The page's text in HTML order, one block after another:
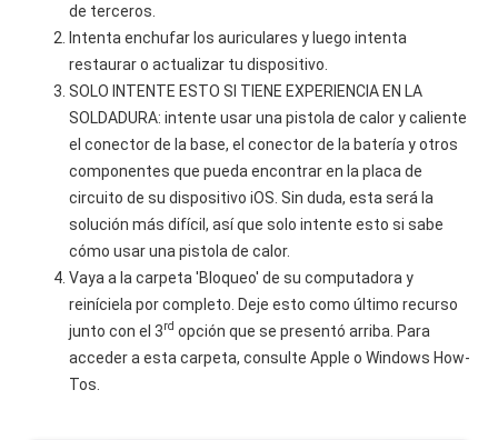
de terceros.
Intenta enchufar los auriculares y luego intenta
restaurar o actualizar tu dispositivo.
SOLO INTENTE ESTO SI TIENE EXPERIENCIA EN LA
SOLDADURA: intente usar una pistola de calor y caliente
el conector de la base, el conector de la batería y otros
componentes que pueda encontrar en la placa de
circuito de su dispositivo iOS. Sin duda, esta será la
solución más difícil, así que solo intente esto si sabe
cómo usar una pistola de calor.
Vaya a la carpeta 'Bloqueo' de su computadora y
reiníciela por completo. Deje esto como último recurso
junto con el 3rd opción que se presentó arriba. Para
acceder a esta carpeta, consulte Apple o Windows How-
Tos.